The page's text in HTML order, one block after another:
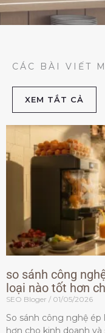
CÁC BÀI VIẾT
XEM TẮT CẢ
so sánh công
loại nào tốt hơn
SEO Bloger 01/05/2026
So sánh công nghệ
hơn cho kinh doanh